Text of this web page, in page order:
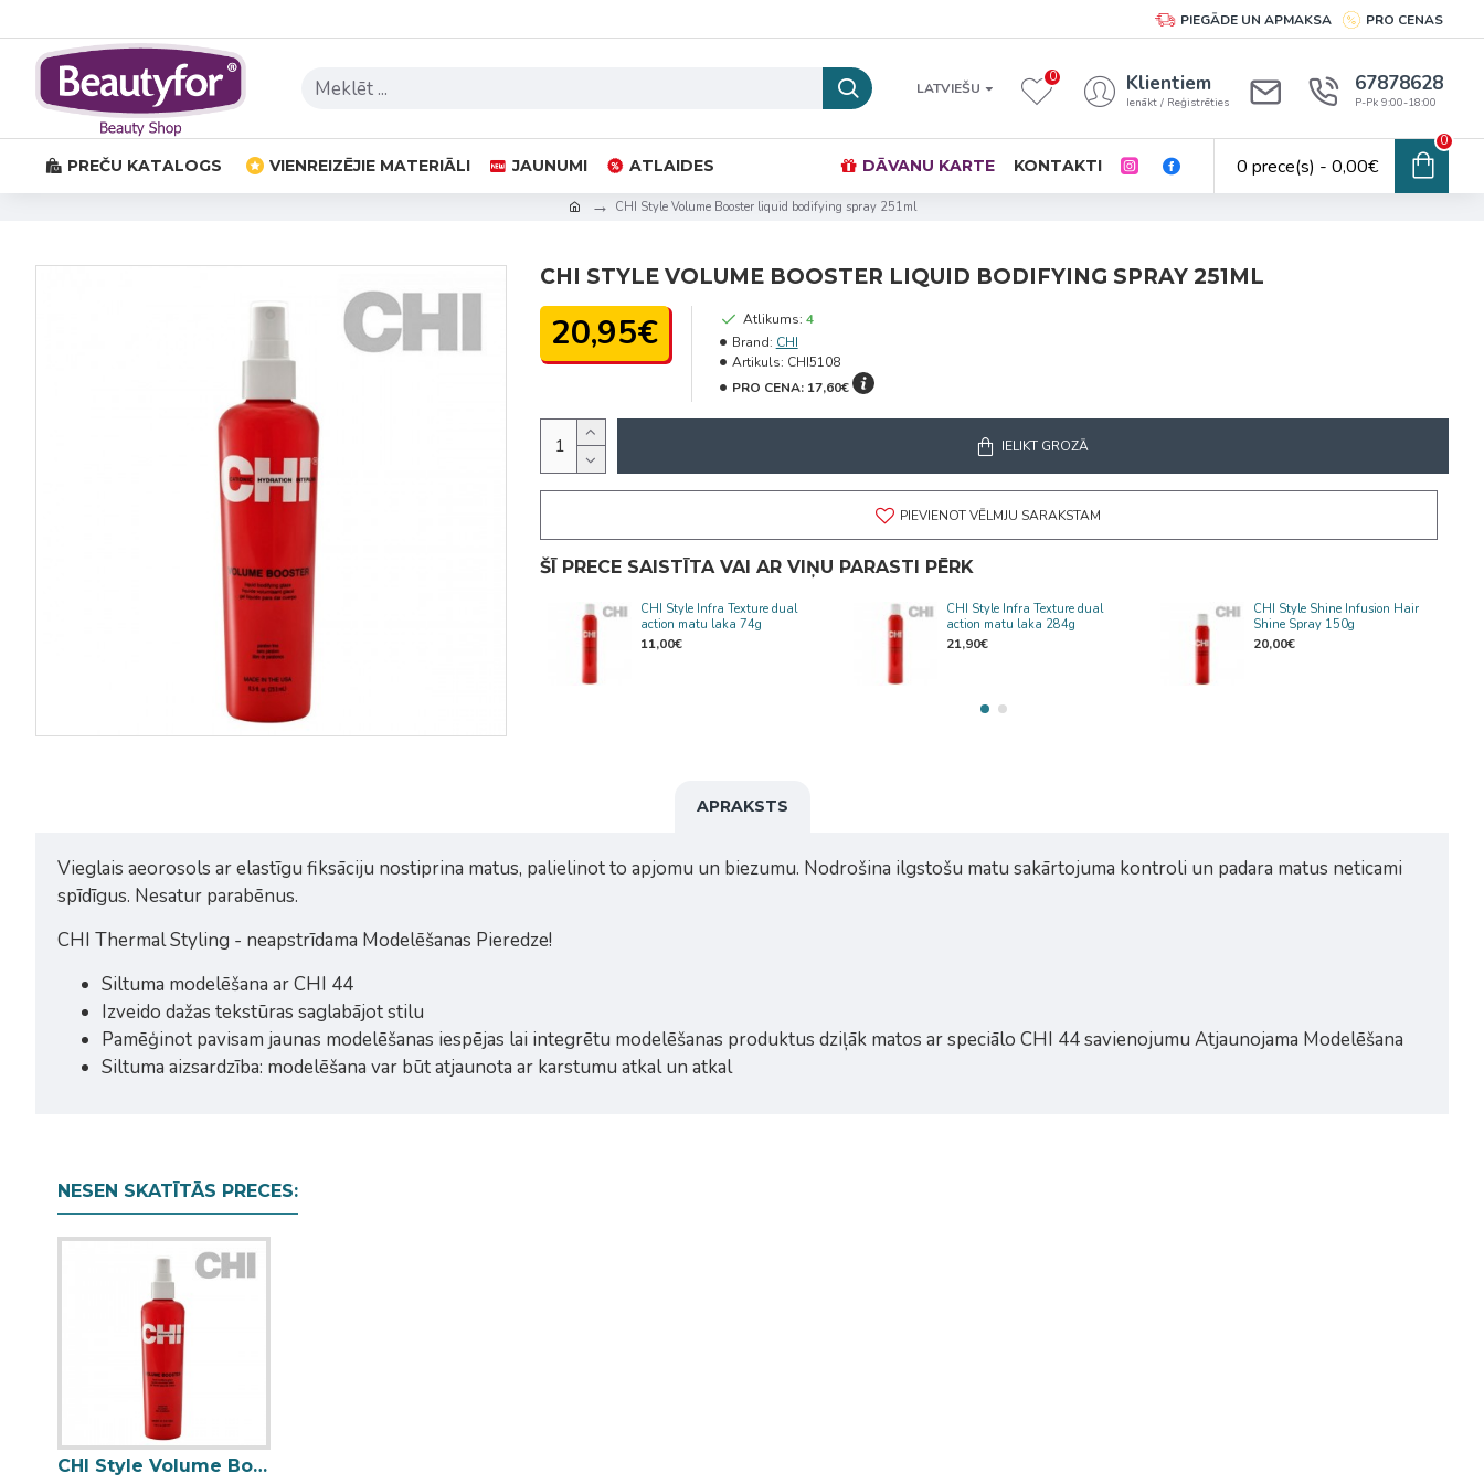
PIEGĀDE UN APMAKSA PRO CENAS
LATVIEŠU
0 Klientiem
Ienākt / Reģistrēties
67878628
P-Pk 9:00-18:00
PREČU KATALOGS VIENREIZĒJIE MATERIĀLI JAUNUMI ATLAIDES DĀVANU KARTE KONTAKTI 0 prece(s) - 0,00€
0
CHI Style Volume Booster liquid bodifying spray 251ml
CHI STYLE VOLUME BOOSTER LIQUID BODIFYING SPRAY 251ML
20,95€ Atlikums: 4
Brand: CHI
Artikuls: CHI5108
PRO CENA: 17,60€
IELIKT GROZĀ
PIEVIENOT VĒLMJU SARAKSTAM
ŠĪ PRECE SAISTĪTA VAI AR VIŅU PARASTI PĒRK
CHI Style Infra Texture dual
action matu laka 74g
11,00€
CHI Style Infra Texture dual
action matu laka 284g
21,90€
CHI Style Shine Infusion Hair
Shine Spray 150g
20,00€
APRAKSTS
Vieglais aeorosols ar elastīgu fiksāciju nostiprina matus, palielinot to apjomu un biezumu. Nodrošina ilgstošu matu sakārtojuma kontroli un padara matus neticami
spīdīgus. Nesatur parabēnus.
CHI Thermal Styling - neapstrīdama Modelēšanas Pieredze!
Siltuma modelēšana ar CHI 44
Izveido dažas tekstūras saglabājot stilu
Pamēģinot pavisam jaunas modelēšanas iespējas lai integrētu modelēšanas produktus dziļāk matos ar speciālo CHI 44 savienojumu Atjaunojama Modelēšana
Siltuma aizsardzība: modelēšana var būt atjaunota ar karstumu atkal un atkal
NESEN SKATĪTĀS PRECES:
CHI Style Volume Booster liquid bodifying spray 251ml